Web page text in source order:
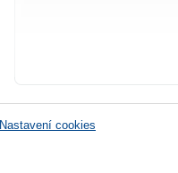
Nastavení cookies